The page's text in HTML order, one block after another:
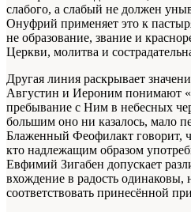
слабого, а слабый не должен
Онуфрий применяет это к
не образование, звание и
Церкви, молитва и
Другая линия раскрывает
Августин и Иероним понимают
пребывание с Ним в небесных
большим оно ни казалось, мало
Блаженный Феофилакт говорит,
кто надлежащим образом
Евфимий Зигабен допускает
вхождение в радость одинаковы,
соответствовать принесённой